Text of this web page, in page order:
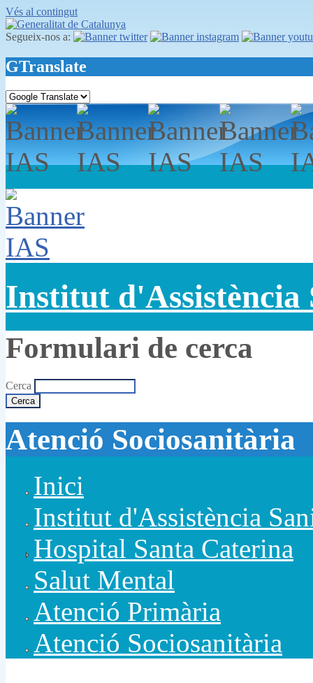
Vés al contingut
Segueix-nos a:
GTranslate
Institut d'Assistència
Formulari de cerca
Cerca
Atenció Sociosanitària
Inici
Institut d'Assistència
Hospital Santa Caterina
Salut Mental
Atenció Primària
Atenció Sociosanitària